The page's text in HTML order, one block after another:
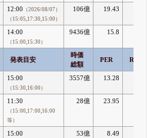
12:00 （2026/08/07）
（15:05,17:30,15:00）
106億 19.43
14:00
（15:00,15:30）
9436億 15.8
発表目安
時価
総額
PER ROE
15:00
（15:30,16:00）
3557億 13.28
11:30
（15:00,17:00,16:00
等）
28億 23.95
15:00 53億 8.49